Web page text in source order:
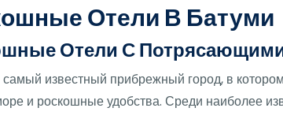
Отели В Батуми
Отели С
известный прибрежный город, в
и роскошные удобства. Среди наиболее